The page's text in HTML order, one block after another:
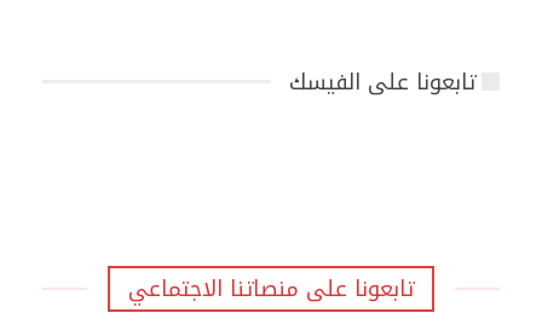
تابعونا على الفيسك
تابعونا على منصاتنا الاجتماعي